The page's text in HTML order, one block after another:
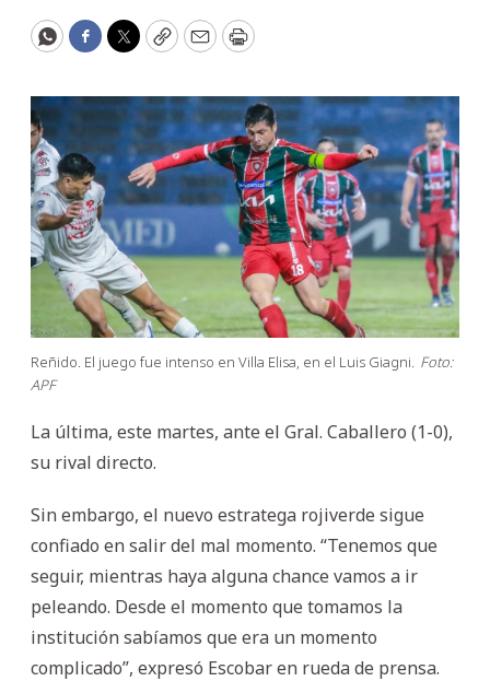
WhatsApp
Facebook
Twitter
CopyEmailPrint
Reñido. El juego fue intenso en Villa Elisa, en el Luis Giagni. Foto:
APF
La última, este martes, ante el Gral. Caballero (1-0),
su rival directo.
Sin embargo, el nuevo estratega rojiverde sigue
confiado en salir del mal momento. “Tenemos que
seguir, mientras haya alguna chance vamos a ir
peleando. Desde el momento que tomamos la
institución sabíamos que era un momento
complicado”, expresó Escobar en rueda de prensa.